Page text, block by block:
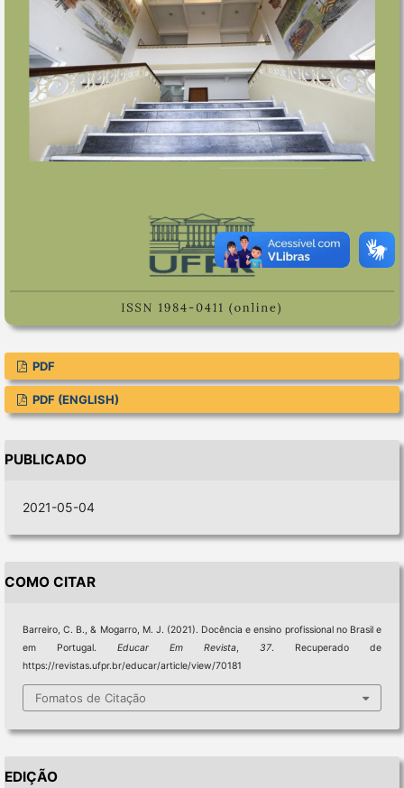
PDF
PDF (ENGLISH)
PUBLICADO
2021-05-04
COMO CITAR
Barreiro, C. B., & Mogarro, M. J. (2021). Docência e ensino profissional no Brasil e
em Portugal. Educar Em Revista ,37. Recuperado de
https://revistas.ufpr.br/educar/article/view/70181
Fomatos de Citação
EDIÇÃO